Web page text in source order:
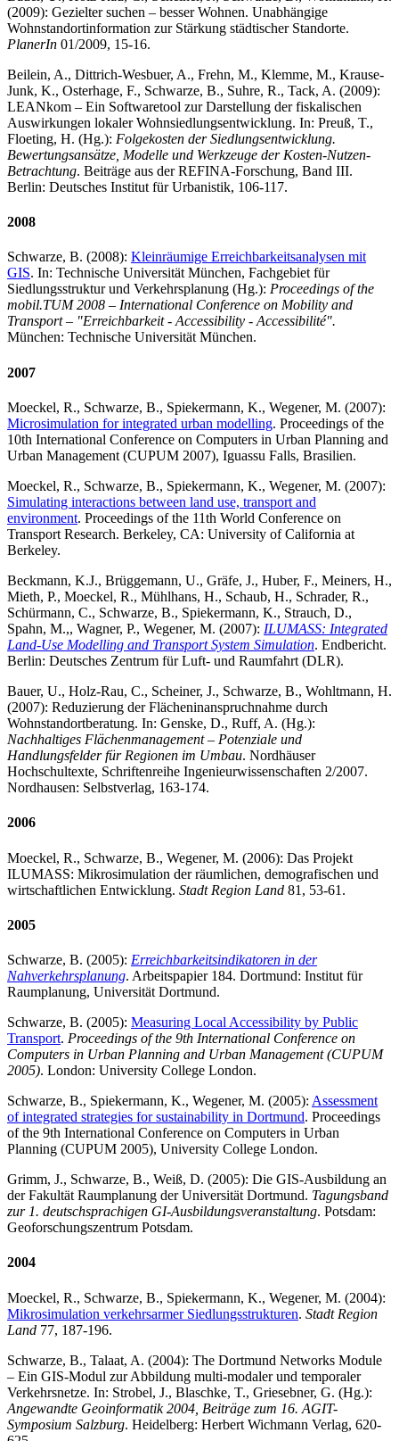
(2009): Gezielter suchen – besser Wohnen. Unabhängige
Wohnstandortinformation zur Stärkung städtischer Standorte.
PlanerIn 01/2009, 15-16.
Beilein, A., Dittrich-Wesbuer, A., Frehn, M., Klemme, M., Krause-
Junk, K., Osterhage, F., Schwarze, B., Suhre, R., Tack, A. (2009):
LEANkom – Ein Softwaretool zur Darstellung der fiskalischen
Auswirkungen lokaler Wohnsiedlungsentwicklung. In: Preuß, T.,
Floeting, H. (Hg.): Folgekosten der Siedlungsentwicklung.
Bewertungsansätze, Modelle und Werkzeuge der Kosten-Nutzen-
Betrachtung. Beiträge aus der REFINA-Forschung, Band III.
Berlin: Deutsches Institut für Urbanistik, 106-117.
2008
Schwarze, B. (2008): Kleinräumige Erreichbarkeitsanalysen mit
GIS. In: Technische Universität München, Fachgebiet für
Siedlungsstruktur und Verkehrsplanung (Hg.): Proceedings of the
mobil.TUM 2008 – International Conference on Mobility and
Transport – "Erreichbarkeit - Accessibility - Accessibilité".
München: Technische Universität München.
2007
Moeckel, R., Schwarze, B., Spiekermann, K., Wegener, M. (2007):
Microsimulation for integrated urban modelling. Proceedings of the
10th International Conference on Computers in Urban Planning and
Urban Management (CUPUM 2007), Iguassu Falls, Brasilien.
Moeckel, R., Schwarze, B., Spiekermann, K., Wegener, M. (2007):
Simulating interactions between land use, transport and
environment. Proceedings of the 11th World Conference on
Transport Research. Berkeley, CA: University of California at
Berkeley.
Beckmann, K.J., Brüggemann, U., Gräfe, J., Huber, F., Meiners, H.,
Mieth, P., Moeckel, R., Mühlhans, H., Schaub, H., Schrader, R.,
Schürmann, C., Schwarze, B., Spiekermann, K., Strauch, D.,
Spahn, M.,, Wagner, P., Wegener, M. (2007): ILUMASS: Integrated
Land-Use Modelling and Transport System Simulation. Endbericht.
Berlin: Deutsches Zentrum für Luft- und Raumfahrt (DLR).
Bauer, U., Holz-Rau, C., Scheiner, J., Schwarze, B., Wohltmann, H.
(2007): Reduzierung der Flächeninanspruchnahme durch
Wohnstandortberatung. In: Genske, D., Ruff, A. (Hg.):
Nachhaltiges Flächenmanagement – Potenziale und
Handlungsfelder für Regionen im Umbau. Nordhäuser
Hochschultexte, Schriftenreihe Ingenieurwissenschaften 2/2007.
Nordhausen: Selbstverlag, 163-174.
2006
Moeckel, R., Schwarze, B., Wegener, M. (2006): Das Projekt
ILUMASS: Mikrosimulation der räumlichen, demografischen und
wirtschaftlichen Entwicklung. Stadt Region Land 81, 53-61.
2005
Schwarze, B. (2005): Erreichbarkeitsindikatoren in der
Nahverkehrsplanung. Arbeitspapier 184. Dortmund: Institut für
Raumplanung, Universität Dortmund.
Schwarze, B. (2005): Measuring Local Accessibility by Public
Transport. Proceedings of the 9th International Conference on
Computers in Urban Planning and Urban Management (CUPUM
2005). London: University College London.
Schwarze, B., Spiekermann, K., Wegener, M. (2005): Assessment
of integrated strategies for sustainability in Dortmund. Proceedings
of the 9th International Conference on Computers in Urban
Planning (CUPUM 2005), University College London.
Grimm, J., Schwarze, B., Weiß, D. (2005): Die GIS-Ausbildung an
der Fakultät Raumplanung der Universität Dortmund. Tagungsband
zur 1. deutschsprachigen GI-Ausbildungsveranstaltung. Potsdam:
Geoforschungszentrum Potsdam.
2004
Moeckel, R., Schwarze, B., Spiekermann, K., Wegener, M. (2004):
Mikrosimulation verkehrsarmer Siedlungsstrukturen. Stadt Region
Land 77, 187-196.
Schwarze, B., Talaat, A. (2004): The Dortmund Networks Module
– Ein GIS-Modul zur Abbildung multi-modaler und temporaler
Verkehrsnetze. In: Strobel, J., Blaschke, T., Griesebner, G. (Hg.):
Angewandte Geoinformatik 2004, Beiträge zum 16. AGIT-
Symposium Salzburg. Heidelberg: Herbert Wichmann Verlag, 620-